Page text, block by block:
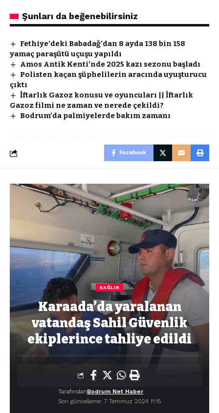
Şunları da beğenebilirsiniz
Fethiye’deki Babadağ’dan 8 ayda 138 bin 158
yamaç paraşütü uçuşu yapıldı
Amos Antik Kenti’nde 2025 kazı sezonu başladı
Polisten kaçan şüphelilerin aracında uyuşturucu
çıktı
İftarlık Gazoz konusu ve oyuncuları || İftarlık
Gazoz filmi ne zaman ve nerede çekildi?
Bodrum’da palmiyelerde bakım zamanı
Facebook
SAĞLIK
Karaada’da yaralanan
vatandaş Sahil Güvenlik
ekiplerince tahliye edildi
Son güncelleme: 7 Temmuz 2024 11:15
TarafındanBodrum Net Haber